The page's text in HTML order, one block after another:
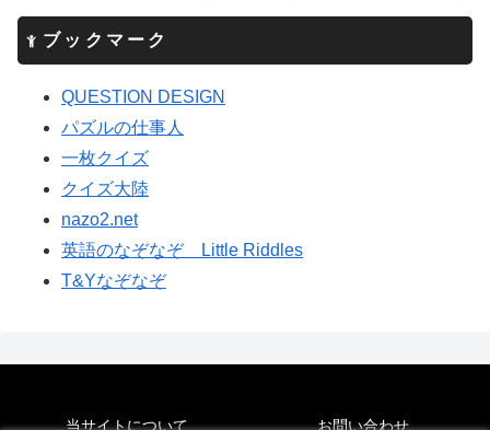
ブックマーク
QUESTION DESIGN
パズルの仕事人
一枚クイズ
クイズ大陸
nazo2.net
英語のなぞなぞ Little Riddles
T&Yなぞなぞ
当サイトについて お問い合わせ